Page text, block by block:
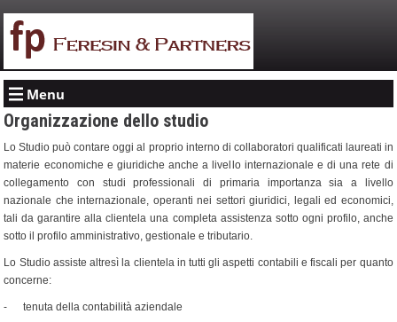
Menu
Organizzazione dello studio
Lo Studio può contare oggi al proprio interno di collaboratori qualificati laureati in
materie economiche e giuridiche anche a livello internazionale e di una rete di
collegamento con studi professionali di primaria importanza sia a livello
nazionale che internazionale, operanti nei settori giuridici, legali ed economici,
tali da garantire alla clientela una completa assistenza sotto ogni profilo, anche
sotto il profilo amministrativo, gestionale e tributario.
Lo Studio assiste altresì la clientela in tutti gli aspetti contabili e fiscali per quanto
concerne:
- tenuta della contabilità aziendale